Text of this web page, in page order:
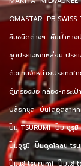
OMASTAR PB SWISS
คีมชนิดต่างๆ คีมย้ำหาง
ชุดประแจหกเหลี่ยม ประ
ตัวแทนจำหน่ายประเทศไ
ตู้เครื่องมือ กล่อง-กระเป๋
บล็อกชุด บันไดอุตสาห
ปั๊ม TSURUMI ปั๊ม ซูรูมิ
ปั๊มซูรูมิ ปั๊มดูดโคลน